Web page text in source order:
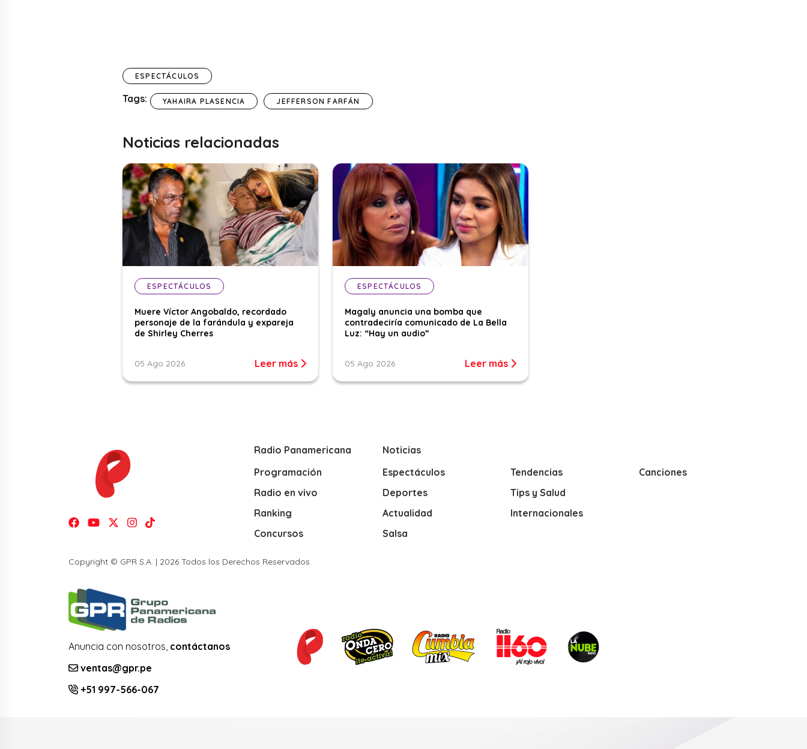
ESPECTÁCULOS
Tags: YAHAIRA PLASENCIA JEFFERSON FARFÁN
Noticias relacionadas
ESPECTÁCULOS
Muere Víctor Angobaldo, recordado
personaje de la farándula y expareja
de Shirley Cherres
05 Ago 2026 Leer más
ESPECTÁCULOS
Magaly anuncia una bomba que
contradeciría comunicado de La Bella
Luz: “Hay un audio”
05 Ago 2026 Leer más
Radio Panamericana
Programación
Radio en vivo
Ranking
Concursos
Noticias
Espectáculos
Deportes
Actualidad
Salsa
Tendencias
Tips y Salud
Internacionales
Canciones
Copyright © GPR S.A. | 2026 Todos los Derechos Reservados.
Anuncia con nosotros, contáctanos
ventas@gpr.pe
+51 997-566-067